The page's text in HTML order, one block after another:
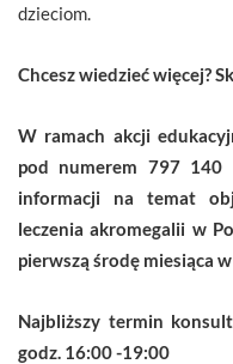
dzieciom.
Chcesz wiedzieć więcej?
W ramach akcji
pod numerem 797 140
informacji na temat
leczenia akromegalii w
pierwszą środę miesiąca
Najbliższy termin
godz. 16:00 -19:00